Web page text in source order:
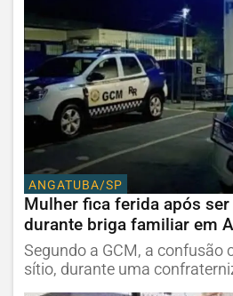
ANGATUBA/SP
Mulher fica ferida após
durante briga familiar em
Segundo a GCM, a confusão
sítio, durante uma